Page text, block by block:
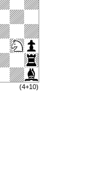
(4+10)